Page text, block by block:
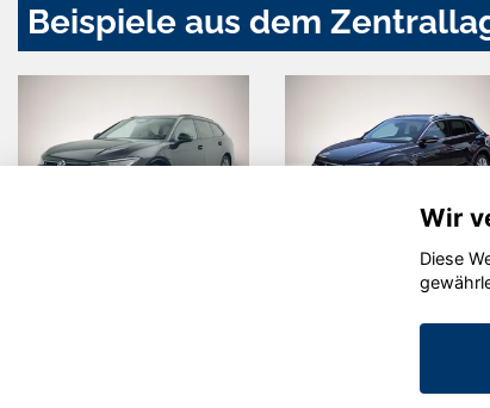
Beispiele aus dem
Volkswagen
Wir
Diese